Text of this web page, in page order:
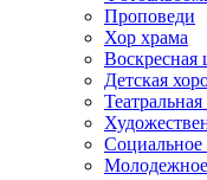
Проповеди
Хор храма
Воскресная
Детская
Театральная
Социальное